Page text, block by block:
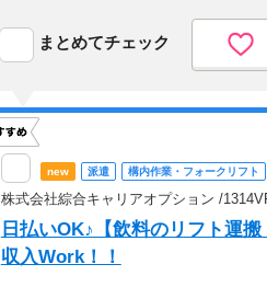
まとめてチェック
new 派遣 構内作業・フォークリフト
株式会社綜合キャリアオプション /
日払いOK♪【飲料のリフト運
収入Work！！